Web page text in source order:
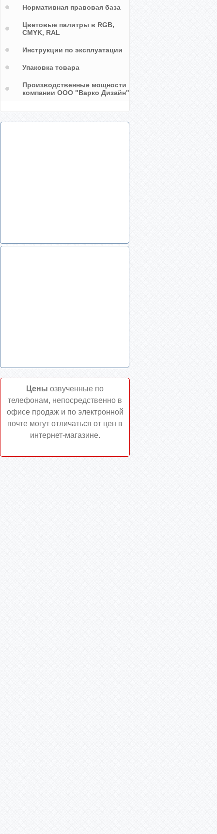
Нормативная правовая база
Цветовые палитры в RGB,
CMYK, RAL
Инструкции по эксплуатации
Упаковка товара
Производственные мощности
компании ООО "Варко Дизайн"
Цены озвученные по
телефонам, непосредственно в
офисе продаж и по электронной
почте могут отличаться от цен в
интернет-магазине.